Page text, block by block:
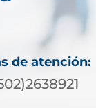
de atención: